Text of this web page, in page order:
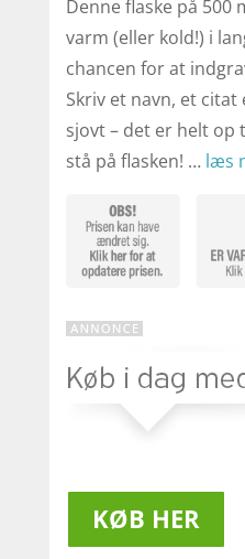
Denne flaske på 500
varm (eller kold!) i
chancen for at
Skriv et navn, et
sjovt – det er helt op
stå på flasken! … læs
KØB HER